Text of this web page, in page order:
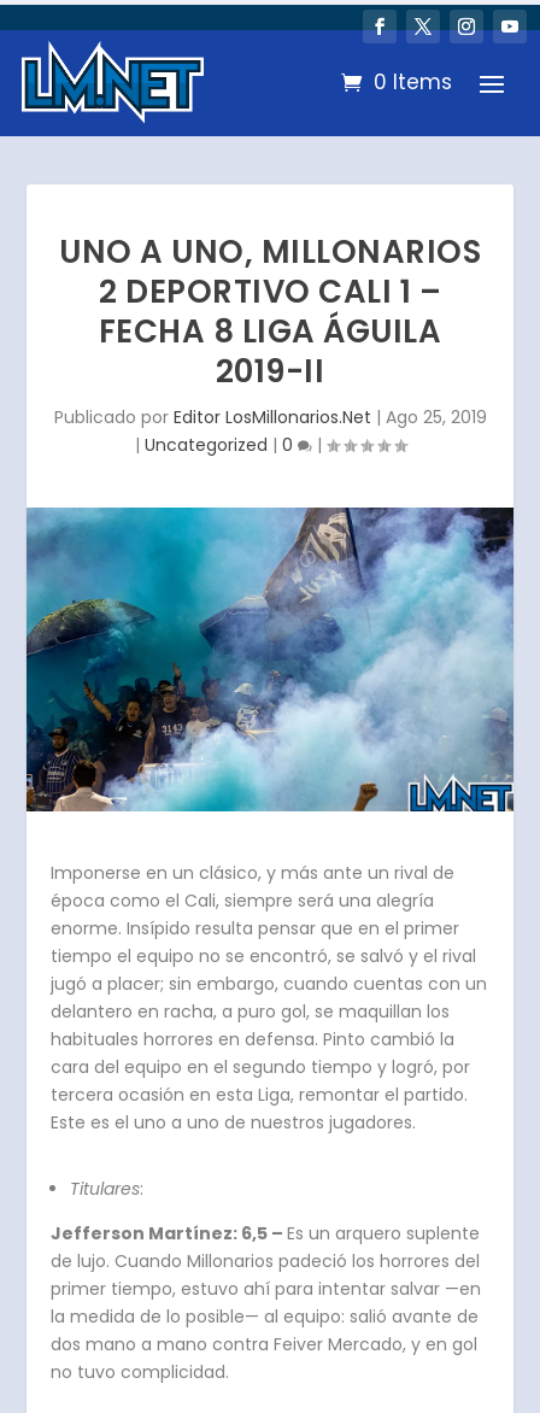
0 Items
UNO A UNO, MILLONARIOS
2 DEPORTIVO CALI 1 –
FECHA 8 LIGA ÁGUILA
2019-II
Publicado por Editor LosMillonarios.Net | Ago 25, 2019
| Uncategorized | 0 |
Imponerse en un clásico, y más ante un rival de
época como el Cali, siempre será una alegría
enorme. Insípido resulta pensar que en el primer
tiempo el equipo no se encontró, se salvó y el rival
jugó a placer; sin embargo, cuando cuentas con un
delantero en racha, a puro gol, se maquillan los
habituales horrores en defensa. Pinto cambió la
cara del equipo en el segundo tiempo y logró, por
tercera ocasión en esta Liga, remontar el partido.
Este es el uno a uno de nuestros jugadores.
Titulares:
Jefferson Martínez: 6,5 –Es un arquero suplente
de lujo. Cuando Millonarios padeció los horrores del
primer tiempo, estuvo ahí para intentar salvar —en
la medida de lo posible— al equipo: salió avante de
dos mano a mano contra Feiver Mercado, y en gol
no tuvo complicidad.